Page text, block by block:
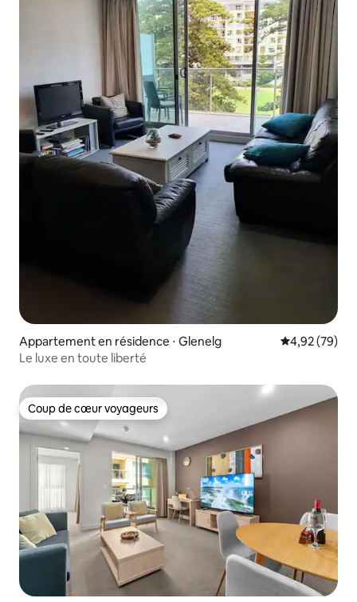
Appartement en résidence ⋅ Glenelg Évaluation
4,92 (79)
Le luxe en toute liberté
Coup de cœur voyageurs
Coup de cœur voyageurs